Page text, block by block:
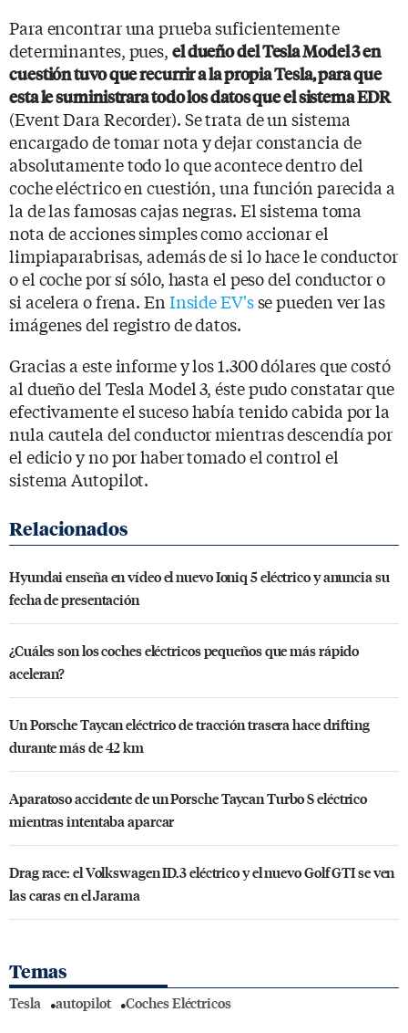
Para encontrar una prueba suficientemente
determinantes, pues, el dueño del Tesla Model 3 en
cuestión tuvo que recurrir a la propia Tesla, para que
esta le suministrara todo los datos que el sistema EDR
(Event Dara Recorder). Se trata de un sistema
encargado de tomar nota y dejar constancia de
absolutamente todo lo que acontece dentro del
coche eléctrico en cuestión, una función parecida a
la de las famosas cajas negras. El sistema toma
nota de acciones simples como accionar el
limpiaparabrisas, además de si lo hace le conductor
o el coche por sí sólo, hasta el peso del conductor o
si acelera o frena. EnInside EV'sse pueden ver las
imágenes del registro de datos.
Gracias a este informe y los 1.300 dólares que costó
al dueño del Tesla Model 3, éste pudo constatar que
efectivamente el suceso había tenido cabida por la
nula cautela del conductor mientras descendía por
el edicio y no por haber tomado el control el
sistema Autopilot.
Hyundai enseña en vídeo el nuevo Ioniq 5 eléctrico y anuncia su
fecha de presentación
¿Cuáles son los coches eléctricos pequeños que más rápido
aceleran?
Un Porsche Taycan eléctrico de tracción trasera hace drifting
durante más de 42 km
Aparatoso accidente de un Porsche Taycan Turbo S eléctrico
mientras intentaba aparcar
Drag race: el Volkswagen ID.3 eléctrico y el nuevo Golf GTI se ven
las caras en el Jarama
Temas
Tesla autopilot Coches Eléctricos